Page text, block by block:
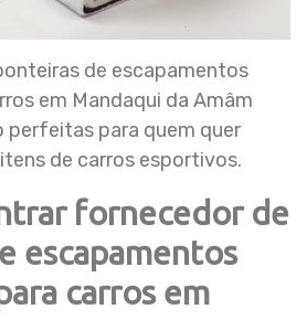
de escapamentos
em Mandaqui da Amâm
perfeitas para quem quer
de carros esportivos.
fornecedor de
escapamentos
carros em